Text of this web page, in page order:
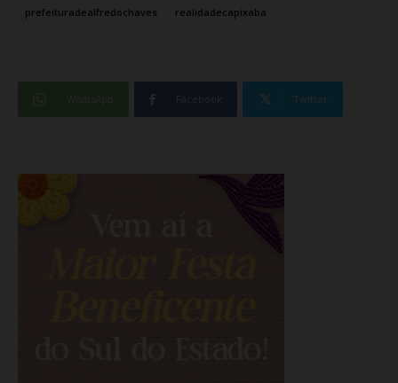
prefeituradealfredochaves realidadecapixaba
Facebook Twitter